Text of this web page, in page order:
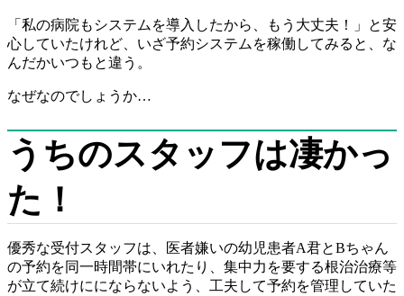
「私の病院もシステムを導入したから、もう大丈夫！」と安
心していたけれど、いざ予約システムを稼働してみると、な
んだかいつもと違う。
なぜなのでしょうか…
うちのスタッフは凄かっ
た！
優秀な受付スタッフは、医者嫌いの幼児患者A君とBちゃん
の予約を同一時間帯にいれたり、集中力を要する根治治療等
が立て続けににならないよう、工夫して予約を管理していた